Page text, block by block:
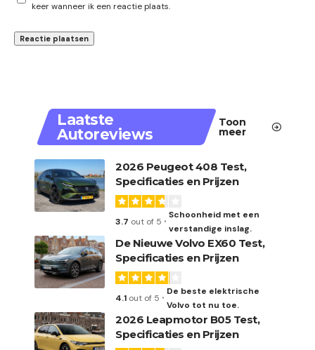
keer wanneer ik een reactie plaats.
Laatste
Autoreviews
Toon
meer
2026 Peugeot 408 Test,
Specificaties en Prijzen
3.7 out of 5
Schoonheid met een
verstandige inslag.
De Nieuwe Volvo EX60 Test,
Specificaties en Prijzen
4.1 out of 5
De beste elektrische
Volvo tot nu toe.
2026 Leapmotor B05 Test,
Specificaties en Prijzen